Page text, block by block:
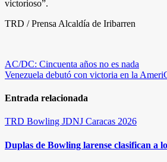
victorioso”.
TRD / Prensa Alcaldía de Iribarren
Navegación
de
entradas
AC/DC: Cincuenta años no es nada
Venezuela debutó con victoria en la
Entrada relacionada
TRD Bowling JDNJ Caracas 2026
Duplas de Bowling larense clasifican a